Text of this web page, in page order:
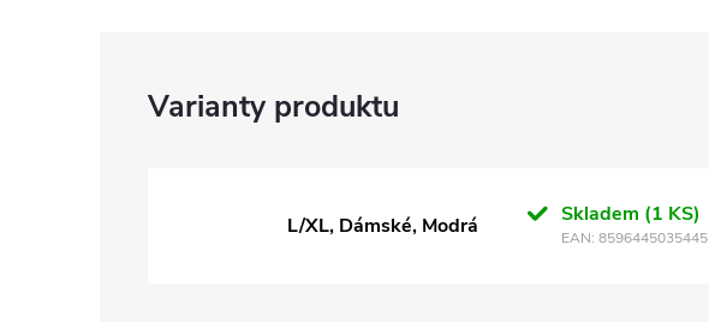
L/XL, Dámské, Modrá Skladem (1 KS)
EAN: 8596445035445